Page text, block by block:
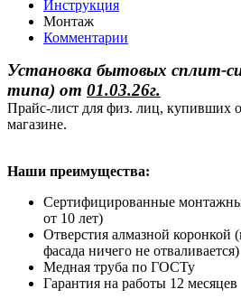
Инструкция
Монтаж
Комментарии
Установка бытовых сплит-
типа) от 01.03.26г.
Прайс-лист для физ. лиц, купивших
магазине.
Наши преимущества:
Сертифицированные
от 10 лет)
Отверстия алмазной
фасада ничего не отваливается)
Медная труба по ГОСТу
Гарантия на работы 12 месяцев